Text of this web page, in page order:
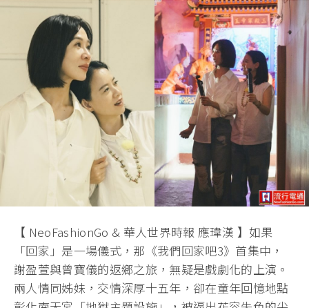
【 NeoFashionGo & 華人世界時報 應瑋漢 】如果
「回家」是一場儀式，那《我們回家吧3》首集中，
謝盈萱與曾寶儀的返鄉之旅，無疑是戲劇化的上演。
兩人情同姊妹，交情深厚十五年，卻在童年回憶地點